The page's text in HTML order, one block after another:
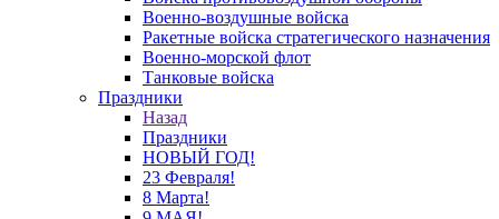
Военно-воздушные войска
Ракетные войска стратегического назначения
Военно-морской флот
Танковые войска
Праздники
Назад
Праздники
НОВЫЙ ГОД!
23 Февраля!
8 Марта!